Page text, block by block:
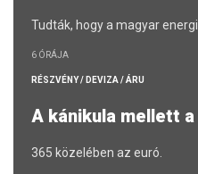
Tudták, hogy a magyar
6 ÓRÁJA
RÉSZVÉNY / DEVIZA / ÁRU
A kánikula mellett
365 közelében az euró.